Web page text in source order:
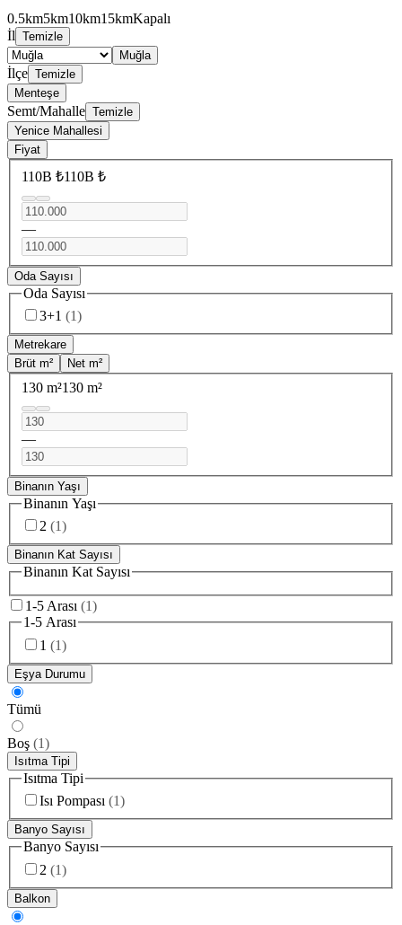
0.5km5km10km15kmKapalı
İl Temizle
Muğla
İlçe Temizle
Menteşe
Semt/Mahalle Temizle
Yenice Mahallesi
Fiyat
110B ₺110B ₺
—
Oda Sayısı
Oda Sayısı
3+1 (1)
Metrekare
Brüt m²
Net m²
130 m²130 m²
—
Binanın Yaşı
Binanın Yaşı
2 (1)
Binanın Kat Sayısı
Binanın Kat Sayısı
1-5 Arası (1)
1-5 Arası
1 (1)
Eşya Durumu
Tümü
Boş (1)
Isıtma Tipi
Isıtma Tipi
Isı Pompası (1)
Banyo Sayısı
Banyo Sayısı
2 (1)
Balkon